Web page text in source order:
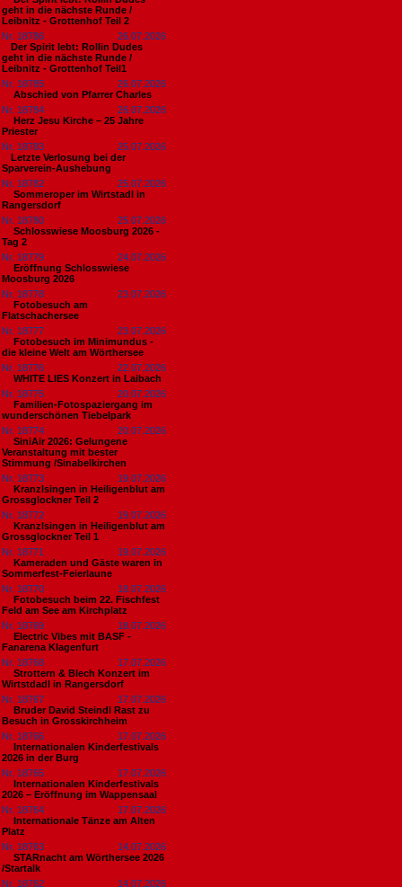
geht in die nächste Runde /
Leibnitz - Grottenhof Teil 2
Nr. 18786
26.07.2026
​Der Spirit lebt: Rollin Dudes
geht in die nächste Runde /
Leibnitz - Grottenhof Teil1
Nr. 18785
26.07.2026
Abschied von Pfarrer Charles
Nr. 18784
26.07.2026
Herz Jesu Kirche – 25 Jahre
Priester
Nr. 18783
25.07.2026
​Letzte Verlosung bei der
Sparverein-Aushebung
Nr. 18782
25.07.2026
Sommeroper im Wirtstadl in
Rangersdorf
Nr. 18780
25.07.2026
Schlosswiese Moosburg 2026 -
Tag 2
Nr. 18779
24.07.2026
Eröffnung Schlosswiese
Moosburg 2026
Nr. 18778
23.07.2026
Fotobesuch am
Flatschachersee
Nr. 18777
23.07.2026
Fotobesuch im Minimundus -
die kleine Welt am Wörthersee
Nr. 18776
22.07.2026
WHITE LIES Konzert in Laibach
Nr. 18775
20.07.2026
Familien-Fotospaziergang im
wunderschönen Tiebelpark
Nr. 18774
20.07.2026
SiniAir 2026: Gelungene
Veranstaltung mit bester
Stimmung /Sinabelkirchen
Nr. 18773
19.07.2026
Kranzlsingen in Heiligenblut am
Grossglockner Teil 2
Nr. 18772
19.07.2026
Kranzlsingen in Heiligenblut am
Grossglockner Teil 1
Nr. 18771
19.07.2026
Kameraden und Gäste waren in
Sommerfest-Feierlaune
Nr. 18770
18.07.2026
Fotobesuch beim 22. Fischfest
Feld am See am Kirchplatz
Nr. 18769
18.07.2026
Electric Vibes mit BASF -
Fanarena Klagenfurt
Nr. 18768
17.07.2026
Strottern & Blech Konzert im
Wirtstdadl in Rangersdorf
Nr. 18767
17.07.2026
Bruder David Steindl Rast zu
Besuch in Grosskirchheim
Nr. 18766
17.07.2026
Internationalen Kinderfestivals
2026 in der Burg
Nr. 18765
17.07.2026
Internationalen Kinderfestivals
2026 – Eröffnung im Wappensaal
Nr. 18764
17.07.2026
Internationale Tänze am Alten
Platz
Nr. 18763
14.07.2026
STARnacht am Wörthersee 2026
/Startalk
Nr. 18762
14.07.2026